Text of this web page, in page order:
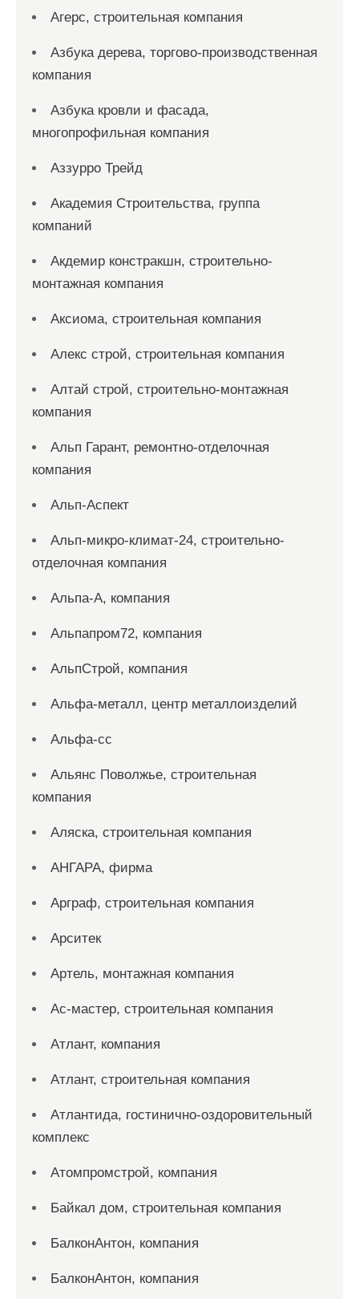
Агерс, строительная компания
Азбука дерева, торгово-производственная
компания
Азбука кровли и фасада,
многопрофильная компания
Аззурро Трейд
Академия Строительства, группа
компаний
Акдемир констракшн, строительно-
монтажная компания
Аксиома, строительная компания
Алекс строй, строительная компания
Алтай строй, строительно-монтажная
компания
Альп Гарант, ремонтно-отделочная
компания
Альп-Аспект
Альп-микро-климат-24, строительно-
отделочная компания
Альпа-А, компания
Альпапром72, компания
АльпСтрой, компания
Альфа-металл, центр металлоизделий
Альфа-сс
Альянс Поволжье, строительная
компания
Аляска, строительная компания
АНГАРА, фирма
Арграф, строительная компания
Арситек
Артель, монтажная компания
Ас-мастер, строительная компания
Атлант, компания
Атлант, строительная компания
Атлантида, гостинично-оздоровительный
комплекс
Атомпромстрой, компания
Байкал дом, строительная компания
БалконАнтон, компания
БалконАнтон, компания